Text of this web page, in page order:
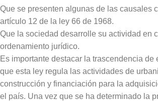
Que se presenten algunas de las causales
artículo 12 de la ley 66 de 1968.
Que la sociedad desarrolle su actividad en
ordenamiento jurídico.
Es importante destacar la trascendencia de
que esta ley regula las actividades de
construcción y financiación para la
el país. Una vez que se ha determinado la